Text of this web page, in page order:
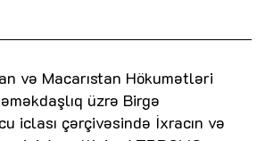
və Macarıstan Hökumətləri
üzrə Birgə
iclası çərçivəsində İxracın və